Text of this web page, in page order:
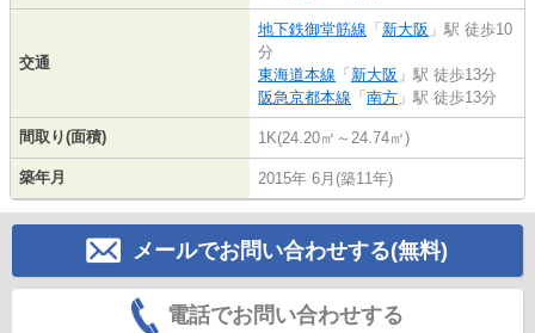
交通
地下鉄御堂筋線 「 新大阪 」駅 徒歩10
分
東海道本線 「 新大阪 」駅 徒歩13分
阪急京都本線 「 南方 」駅 徒歩13分
間取り(面積) 1K(24.20㎡～24.74㎡)
築年月 2015年 6月(築11年)
メールでお問い合わせする(無料)
電話でお問い合わせする